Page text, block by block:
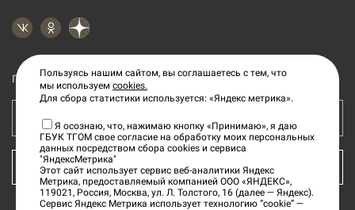
Подпишитесь на рассылку новостей
Ваш e-mail адрес
КУПИТЬ БИЛЕТ
Пользуясь нашим сайтом, вы соглашаетесь с тем, что
мы используем cookies.
Для сбора статистики используется: «Яндекс метрика».
Я осознаю, что, нажимаю кнопку «Принимаю», я даю
ГБУК ТГОМ свое согласие на обработку моих персональных
данных посредством сбора cookies и сервиса
"ЯндексМетрика"
Этот сайт использует сервис веб-аналитики Яндекс
Метрика, предоставляемый компанией ООО «ЯНДЕКС»,
119021, Россия, Москва, ул. Л. Толстого, 16 (далее — Яндекс).
Сервис Яндекс Метрика использует технологию “cookie” —